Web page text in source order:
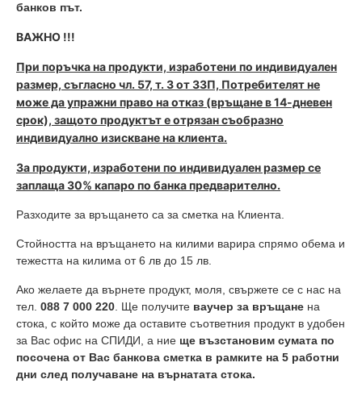
банков път.
ВАЖНО !!!
При поръчка на продукти, изработени по индивидуален
размер, съгласно чл. 57, т. 3 от ЗЗП, Потребителят не
може да упражни право на отказ (връщане в 14-дневен
срок), защото продуктът е отрязан съобразно
индивидуално изискване на клиента.
Запродукти, изработени по индивидуален размер се
заплаща 30% капаро по банка предварително.
Разходите за връщането са за сметка на Клиента.
Стойността на връщането на килими варира спрямо обема и
тежестта на килима от 6 лв до 15 лв.
Ако желаете да върнете продукт, моля, свържете се с нас на
тел. 088 7 000 220 . Ще получите ваучер за връщане на
стока, с който може да оставите съответния продукт в удобен
за Вас офис на СПИДИ, а ние ще възстановим сумата по
посочена от Вас банкова сметка в рамките на 5 работни
дни след получаване на върнатата стока.